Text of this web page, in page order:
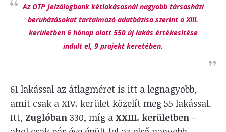
Az OTP Jelzálogbank kétlakásosnál nagyobb társasházi
beruházásokat tartalmazó adatbázisa szerint a XIII.
kerületben 6 hónap alatt 550 új lakás értékesítése
indult el, 9 projekt keretében.
61 lakással az átlagméret is itt a legnagyobb,
amit csak a XIV. kerület közelít meg 55 lakással.
Itt, Zuglóban 330, míg a XXIII. kerületben –